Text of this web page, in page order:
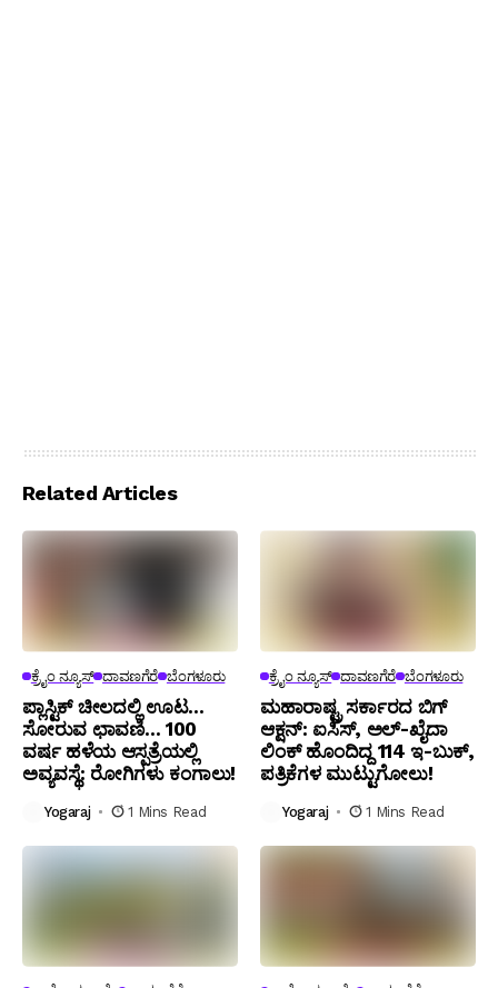
Related Articles
ಕ್ರೈಂ ನ್ಯೂಸ್ ದಾವಣಗೆರೆ ಬೆಂಗಳೂರು
ಪ್ಲಾಸ್ಟಿಕ್ ಚೀಲದಲ್ಲಿ ಊಟ…
ಸೋರುವ ಛಾವಣಿ… 100
ವರ್ಷ ಹಳೆಯ ಆಸ್ಪತ್ರೆಯಲ್ಲಿ
ಅವ್ಯವಸ್ಥೆ: ರೋಗಿಗಳು ಕಂಗಾಲು!
Yogaraj 1 Mins Read
ಕ್ರೈಂ ನ್ಯೂಸ್ ದಾವಣಗೆರೆ ಬೆಂಗಳೂರು
ಮಹಾರಾಷ್ಟ್ರ ಸರ್ಕಾರದ ಬಿಗ್
ಆಕ್ಷನ್: ಐಸಿಸ್, ಅಲ್-ಖೈದಾ
ಲಿಂಕ್ ಹೊಂದಿದ್ದ 114 ಇ-ಬುಕ್,
ಪತ್ರಿಕೆಗಳ ಮುಟ್ಟುಗೋಲು!
Yogaraj 1 Mins Read